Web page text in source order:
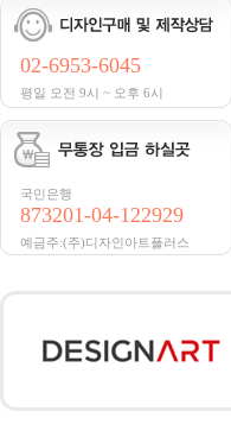
02-6953-6045
평일 오전 9시 ~ 오후 6시
국민은행
873201-04-122929
예금주:(주)디자인아트플러스